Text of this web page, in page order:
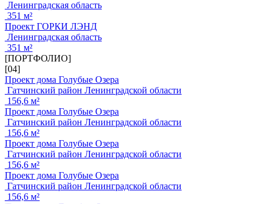
Ленинградская область
351 м²
Проект ГОРКИ ЛЭНД
Ленинградская область
351 м²
[ПОРТФОЛИО]
[04]
Проект дома Голубые Озера
Гатчинский район Ленинградской области
156,6 м²
Проект дома Голубые Озера
Гатчинский район Ленинградской области
156,6 м²
Проект дома Голубые Озера
Гатчинский район Ленинградской области
156,6 м²
Проект дома Голубые Озера
Гатчинский район Ленинградской области
156,6 м²